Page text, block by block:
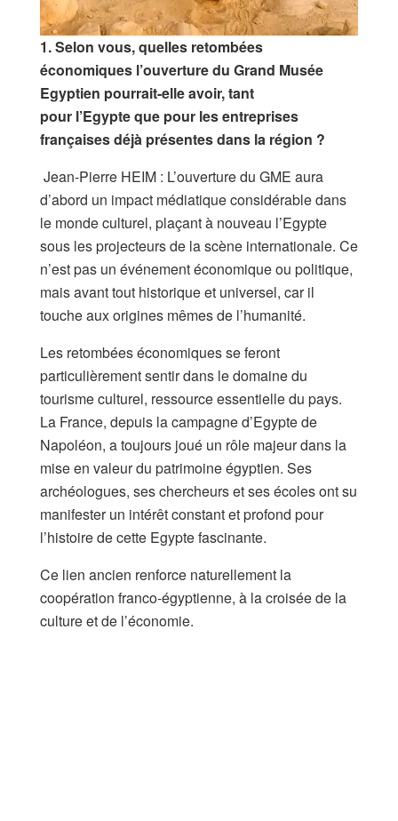
1. Selon vous, quelles retombées
économiques l’ouverture du Grand Musée
Egyptien pourrait-elle avoir, tant
pour l’Egypte que pour les entreprises
françaises déjà présentes dans la région ?
Jean-Pierre HEIM : L’ouverture du GME aura
d’abord un impact médiatique considérable dans
le monde culturel, plaçant à nouveau l’Egypte
sous les projecteurs de la scène internationale. Ce
n’est pas un événement économique ou politique,
mais avant tout historique et universel, car il
touche aux origines mêmes de l’humanité.
Les retombées économiques se feront
particulièrement sentir dans le domaine du
tourisme culturel, ressource essentielle du pays.
La France, depuis la campagne d’Egypte de
Napoléon, a toujours joué un rôle majeur dans la
mise en valeur du patrimoine égyptien. Ses
archéologues, ses chercheurs et ses écoles ont su
manifester un intérêt constant et profond pour
l’histoire de cette Egypte fascinante.
Ce lien ancien renforce naturellement la
coopération franco-égyptienne, à la croisée de la
culture et de l’économie.